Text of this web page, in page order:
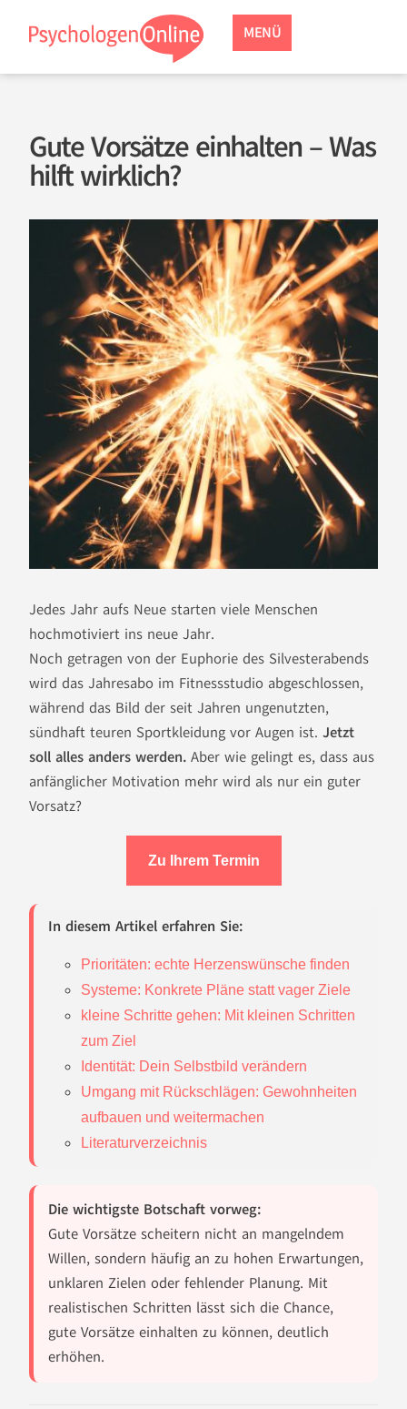
MENÜ
Gute Vorsätze einhalten – Was
hilft wirklich?
Jedes Jahr aufs Neue starten viele Menschen
hochmotiviert ins neue Jahr.
Noch getragen von der Euphorie des Silvesterabends
wird das Jahresabo im Fitnessstudio abgeschlossen,
während das Bild der seit Jahren ungenutzten,
sündhaft teuren Sportkleidung vor Augen ist. Jetzt
soll alles anders werden. Aber wie gelingt es, dass aus
anfänglicher Motivation mehr wird als nur ein guter
Vorsatz?
Zu Ihrem Termin
In diesem Artikel erfahren Sie:
Prioritäten: echte Herzenswünsche finden
Systeme: Konkrete Pläne statt vager Ziele
kleine Schritte gehen: Mit kleinen Schritten
zum Ziel
Identität: Dein Selbstbild verändern
Umgang mit Rückschlägen: Gewohnheiten
aufbauen und weitermachen
Literaturverzeichnis
Die wichtigste Botschaft vorweg:
Gute Vorsätze scheitern nicht an mangelndem
Willen, sondern häufig an zu hohen Erwartungen,
unklaren Zielen oder fehlender Planung. Mit
realistischen Schritten lässt sich die Chance,
gute Vorsätze einhalten zu können, deutlich
erhöhen.